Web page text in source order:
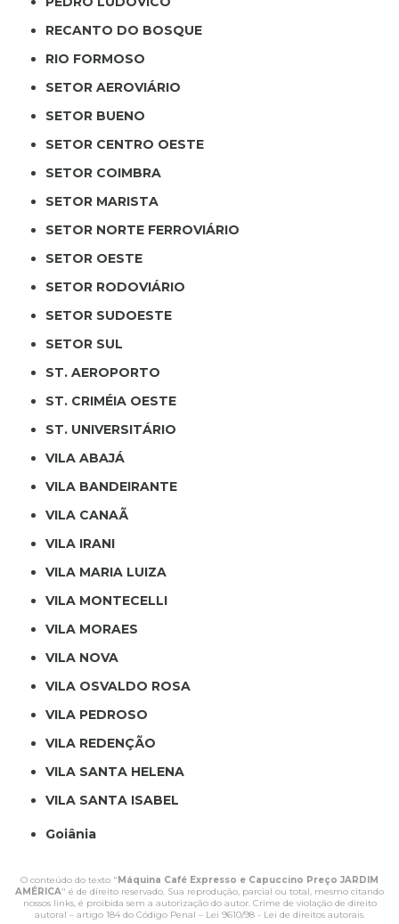
RECANTO DO BOSQUE
RIO FORMOSO
SETOR AEROVIÁRIO
SETOR BUENO
SETOR CENTRO OESTE
SETOR COIMBRA
SETOR MARISTA
SETOR NORTE FERROVIÁRIO
SETOR OESTE
SETOR RODOVIÁRIO
SETOR SUDOESTE
SETOR SUL
ST. AEROPORTO
ST. CRIMÉIA OESTE
ST. UNIVERSITÁRIO
VILA ABAJÁ
VILA BANDEIRANTE
VILA CANAÃ
VILA IRANI
VILA MARIA LUIZA
VILA MONTECELLI
VILA MORAES
VILA NOVA
VILA OSVALDO ROSA
VILA PEDROSO
VILA REDENÇÃO
VILA SANTA HELENA
VILA SANTA ISABEL
Goiânia
O conteúdo do texto " Máquina Café Expresso e Capuccino Preço JARDIM
AMÉRICA" é de direito reservado. Sua reprodução, parcial ou total, mesmo citando
nossos links, é proibida sem a autorização do autor. Crime de violação de direito
autoral – artigo 184 do Código Penal – Lei 9610/98 - Lei de direitos autorais.